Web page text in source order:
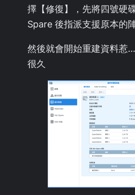
擇【修復】，先將四號硬
Spare 後指派支援原本的陣
然後就會開始重建資料惹
很久